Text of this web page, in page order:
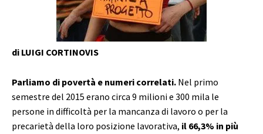
di LUIGI CORTINOVIS
Parliamo di povertà e numeri correlati. Nel primo
semestre del 2015 erano circa 9 milioni e 300 mila le
persone in difficoltà per la mancanza di lavoro o per la
precarietà della loro posizione lavorativa, il 66,3% in più